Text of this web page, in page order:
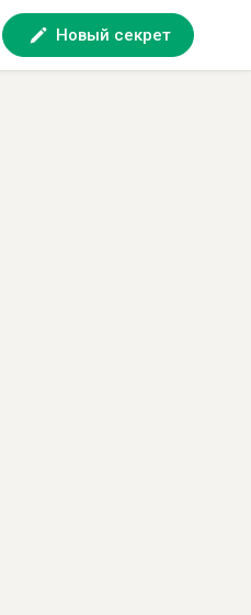
Новый секрет